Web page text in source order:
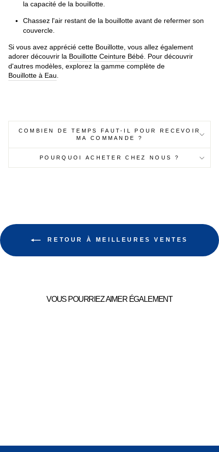
la capacité de la bouillotte.
Chassez l'air restant de la bouillotte avant de refermer son
couvercle.
Si vous avez apprécié cette Bouillotte, vous allez également
adorer découvrir la Bouillotte Ceinture Bébé. Pour découvrir
d'autres modèles, explorez la gamme complète de
Bouillotte à Eau.
COMBIEN DE TEMPS FAUT-IL POUR RECEVOIR
MA COMMANDE ?
POURQUOI ACHETER CHEZ NOUS ?
RETOUR À MEILLEURES VENTES
VOUS POURRIEZ AIMER ÉGALEMENT